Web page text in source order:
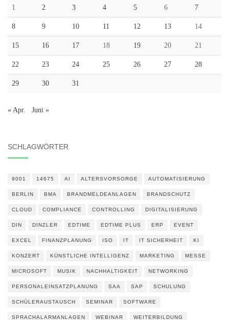
1 2 3 4 5 6 7
8 9 10 11 12 13 14
15 16 17 18 19 20 21
22 23 24 25 26 27 28
29 30 31
« Apr. Juni »
SCHLAGWÖRTER
9001 14675 AI ALTERSVORSORGE AUTOMATISIERUNG
BERLIN BMA BRANDMELDEANLAGEN BRANDSCHUTZ
CLOUD COMPLIANCE CONTROLLING DIGITALISIERUNG
DIN DINZLER EDTIME EDTIME PLUS ERP EVENT
EXCEL FINANZPLANUNG ISO IT IT SICHERHEIT KI
KONZERT KÜNSTLICHE INTELLIGENZ MARKETING MESSE
MICROSOFT MUSIK NACHHALTIGKEIT NETWORKING
PERSONALEINSATZPLANUNG SAA SAP SCHULUNG
SCHÜLERAUSTAUSCH SEMINAR SOFTWARE
SPRACHALARMANLAGEN WEBINAR WEITERBILDUNG